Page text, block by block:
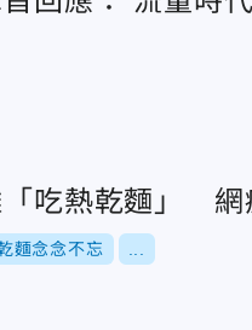
吃熱乾麵」 網
麵念念不忘